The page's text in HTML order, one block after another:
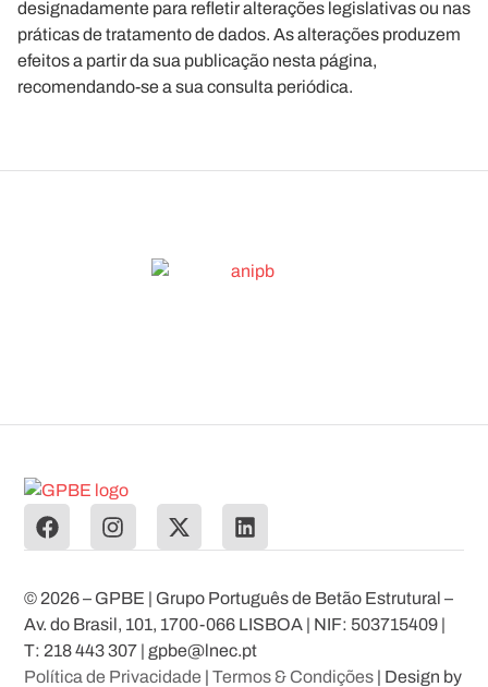
designadamente para refletir alterações legislativas ou nas
práticas de tratamento de dados. As alterações produzem
efeitos a partir da sua publicação nesta página,
recomendando-se a sua consulta periódica.
© 2026 – GPBE | Grupo Português de Betão Estrutural –
Av. do Brasil, 101, 1700-066 LISBOA | NIF: 503715409 |
T: 218 443 307 | gpbe@lnec.pt
Política de Privacidade |Termos & Condições | Design by